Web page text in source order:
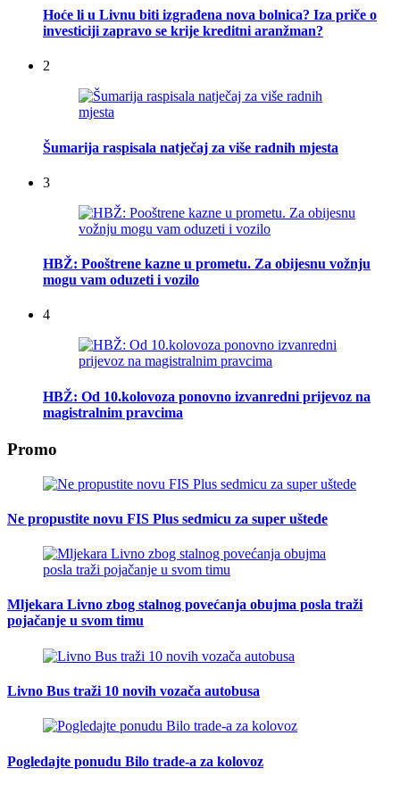
Hoće li u Livnu biti izgrađena nova bolnica? Iza priče o
investiciji zapravo se krije kreditni aranžman?
2
Šumarija raspisala natječaj za više radnih mjesta
3
HBŽ: Pooštrene kazne u prometu. Za obijesnu vožnju
mogu vam oduzeti i vozilo
4
HBŽ: Od 10.kolovoza ponovno izvanredni prijevoz na
magistralnim pravcima
Promo
Ne propustite novu FIS Plus sedmicu za super uštede
Mljekara Livno zbog stalnog povećanja obujma posla traži
pojačanje u svom timu
Livno Bus traži 10 novih vozača autobusa
Pogledajte ponudu Bilo trade-a za kolovoz